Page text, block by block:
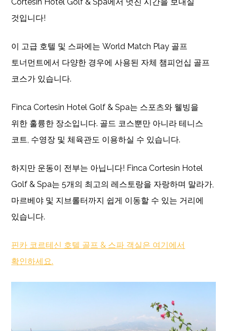
것입니다!
이 고급 호텔 및 스파에는 World Match Play 골프
토너먼트에서 다양한 경우에 사용된 자체 챔피언십 골프
코스가 있습니다.
Finca Cortesin Hotel Golf & Spa는 스포츠와 웰빙을
위한 훌륭한 장소입니다. 골드 코스뿐만 아니라 테니스
코트, 수영장 및 체육관도 이용하실 수 있습니다.
하지만 운동이 전부는 아닙니다! Finca Cortesin Hotel
Golf & Spa는 5개의 최고의 레스토랑을 자랑하며 말라가,
마르베야 및 지브롤터까지 쉽게 이동할 수 있는 거리에
있습니다.
핀카 코르테신 호텔 골프 & 스파 객실은 여기에서
확인하세요.